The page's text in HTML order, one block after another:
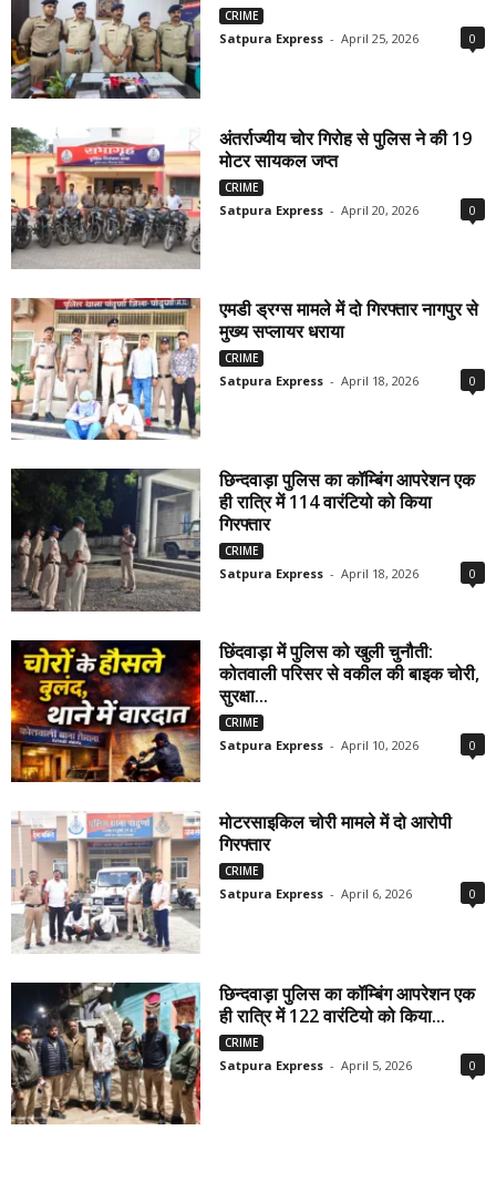
CRIME
Satpura Express - April 25, 2026 0
अंतर्राज्यीय चोर गिरोह से पुलिस ने की 19
मोटर सायकल जप्त
CRIME
Satpura Express - April 20, 2026 0
एमडी ड्रग्स मामले में दो गिरफ्तार नागपुर से
मुख्य सप्लायर धराया
CRIME
Satpura Express - April 18, 2026 0
छिन्दवाड़ा पुलिस का कॉम्बिंग आपरेशन एक
ही रात्रि में 114 वारंटियो को किया
गिरफ्तार
CRIME
Satpura Express - April 18, 2026 0
छिंदवाड़ा में पुलिस को खुली चुनौती:
कोतवाली परिसर से वकील की बाइक चोरी,
सुरक्षा...
CRIME
Satpura Express - April 10, 2026 0
मोटरसाइकिल चोरी मामले में दो आरोपी
गिरफ्तार
CRIME
Satpura Express - April 6, 2026 0
छिन्दवाड़ा पुलिस का कॉम्बिंग आपरेशन एक
ही रात्रि में 122 वारंटियो को किया...
CRIME
Satpura Express - April 5, 2026 0